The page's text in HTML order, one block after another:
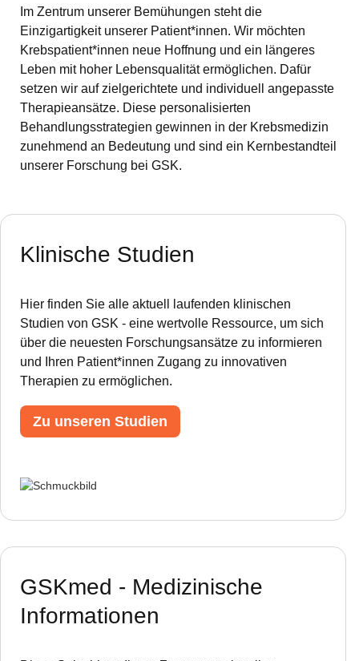
Im Zentrum unserer Bemühungen steht die
Einzigartigkeit unserer Patient*innen. Wir möchten
Krebspatient*innen neue Hoffnung und ein längeres
Leben mit hoher Lebensqualität ermöglichen. Dafür
setzen wir auf zielgerichtete und individuell angepasste
Therapieansätze. Diese personalisierten
Behandlungsstrategien gewinnen in der Krebsmedizin
zunehmend an Bedeutung und sind ein Kernbestandteil
unserer Forschung bei GSK.
Klinische Studien
Hier finden Sie alle aktuell laufenden klinischen
Studien von GSK - eine wertvolle Ressource, um sich
über die neuesten Forschungsansätze zu informieren
und Ihren Patient*innen Zugang zu innovativen
Therapien zu ermöglichen.
Zu unseren Studien
GSKmed - Medizinische
Informationen